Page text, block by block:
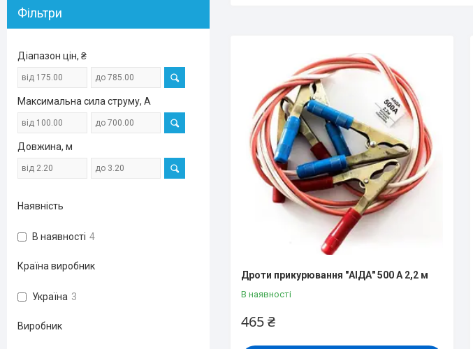
Дроти прикурювання "АІДА" 500 А 2,2 м
В наявності
465 ₴
Фільтри
Діапазон цін, ₴
Максимальна сила струму, А
Довжина, м
Наявність
В наявності 4
Країна виробник
Україна 3
Виробник